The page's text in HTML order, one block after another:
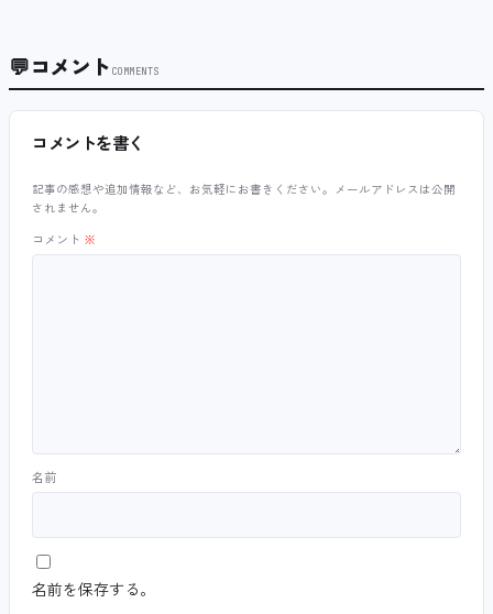
💬コメント COMMENTS
コメントを書く
記事の感想や追加情報など、お気軽にお書きください。メールアドレスは公開
されません。
コメント ※
名前
名前を保存する。